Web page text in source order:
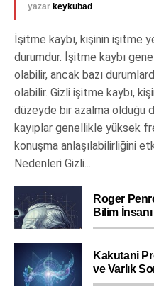
yazar keykubad
İşitme kaybı, kişinin işitme
durumdur. İşitme kaybı
olabilir, ancak bazı
olabilir. Gizli işitme kaybı,
düzeyde bir azalma olduğu
kayıplar genellikle yüksek
konuşma anlaşılabilirliğini
Nedenleri Gizli...
Roger
Bilim İnsanı
Kakutani
ve Varlık